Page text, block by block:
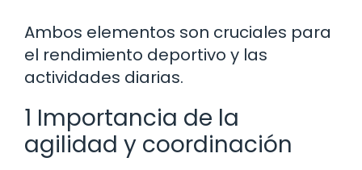
Ambos elementos son cruciales para
el rendimiento deportivo y las
actividades diarias.
1 Importancia de la
agilidad y coordinación